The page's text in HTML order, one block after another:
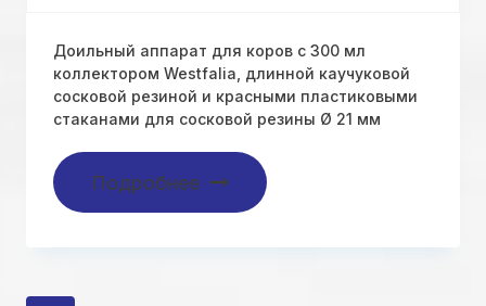
Доильный аппарат для коров с 300 мл
коллектором Westfalia, длинной каучуковой
сосковой резиной и красными пластиковыми
стаканами для сосковой резины Ø 21 мм
Подробнее